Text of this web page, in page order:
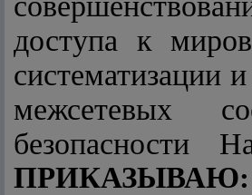
доступа к
систематизации
межсетевых
безопасности
ПРИКАЗЫВАЮ: